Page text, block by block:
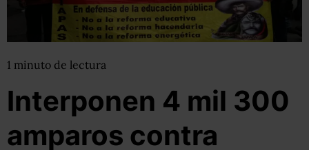
1 minuto de lectura
Interponen 4 mil 300
amparos contra